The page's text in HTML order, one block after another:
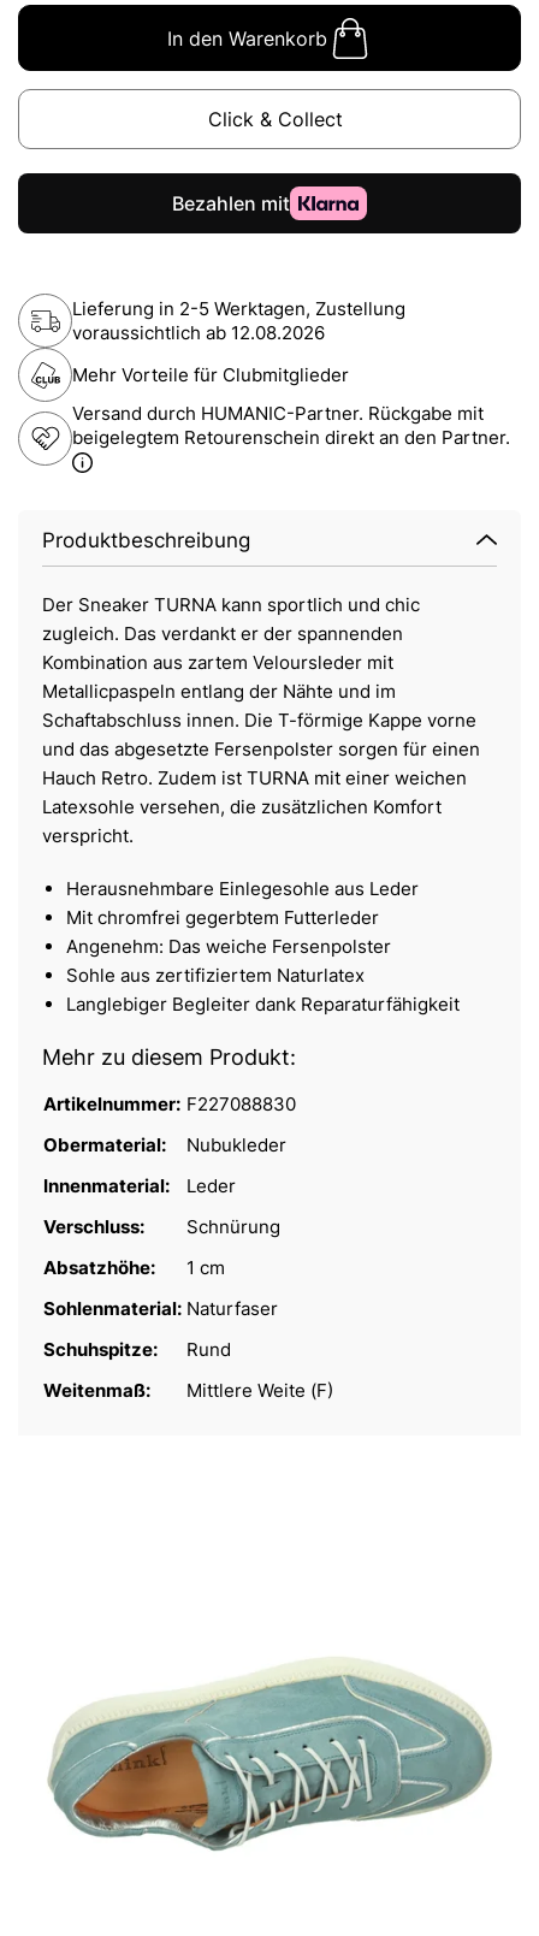
In den Warenkorb
Click & Collect
Lieferung in 2-5 Werktagen, Zustellung
voraussichtlich ab 12.08.2026
Mehr Vorteile für Clubmitglieder
Versand durch HUMANIC-Partner. Rückgabe mit
beigelegtem Retourenschein direkt an den Partner.
Produktbeschreibung
Der Sneaker TURNA kann sportlich und chic
zugleich. Das verdankt er der spannenden
Kombination aus zartem Veloursleder mit
Metallicpaspeln entlang der Nähte und im
Schaftabschluss innen. Die T-förmige Kappe vorne
und das abgesetzte Fersenpolster sorgen für einen
Hauch Retro. Zudem ist TURNA mit einer weichen
Latexsohle versehen, die zusätzlichen Komfort
verspricht.
Herausnehmbare Einlegesohle aus Leder
Mit chromfrei gegerbtem Futterleder
Angenehm: Das weiche Fersenpolster
Sohle aus zertifiziertem Naturlatex
Langlebiger Begleiter dank Reparaturfähigkeit
Mehr zu diesem Produkt:
Artikelnummer: F227088830
Obermaterial:
Nubukleder
Innenmaterial:
Leder
Verschluss:
Schnürung
Absatzhöhe:
1 cm
Sohlenmaterial: Naturfaser
Schuhspitze:
Rund
Weitenmaß:
Mittlere Weite (F)